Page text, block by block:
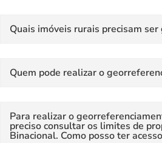
Quais imóveis rurais precisam
Quem pode realizar o
Para realizar o
preciso consultar os limites de
Binacional. Como posso ter